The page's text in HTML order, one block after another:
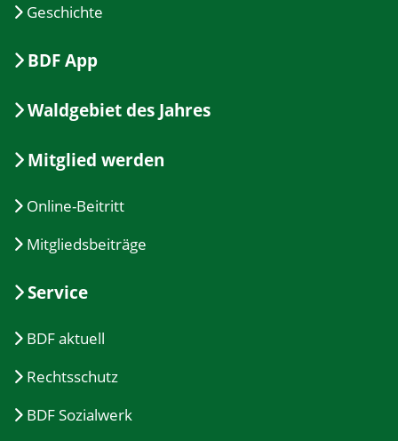
Geschichte
BDF App
Waldgebiet des Jahres
Mitglied werden
Online-Beitritt
Mitgliedsbeiträge
Service
BDF aktuell
Rechtsschutz
BDF Sozialwerk